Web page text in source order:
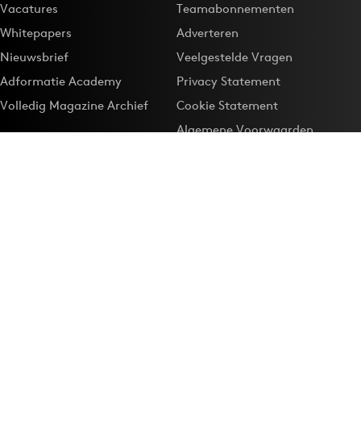
Vacatures
Whitepapers
Nieuwsbrief
Adformatie Academy
Volledig Magazine Archief
Teamabonnementen
Adverteren
Veelgestelde Vragen
Privacy Statement
Cookie Statement
Algemene Voorwaarden